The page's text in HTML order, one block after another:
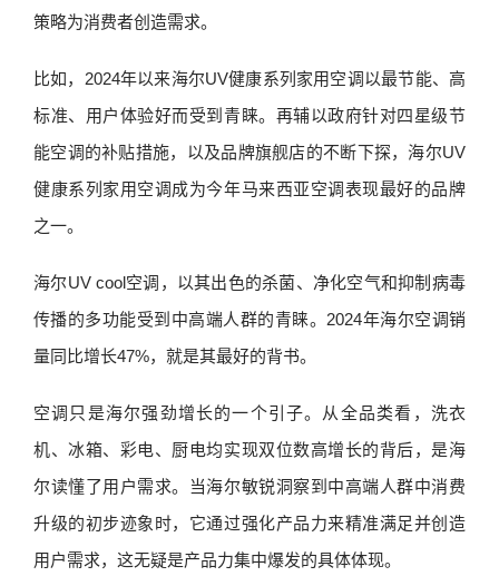
策略为消费者创造需求。
比如，2024年以来海尔UV健康系列家用空调以最节能、高
标准、用户体验好而受到青睐。再辅以政府针对四星级节
能空调的补贴措施，以及品牌旗舰店的不断下探，海尔UV
健康系列家用空调成为今年马来西亚空调表现最好的品牌
之一。
海尔UV cool空调，以其出色的杀菌、净化空气和抑制病毒
传播的多功能受到中高端人群的青睐。2024年海尔空调销
量同比增长47%，就是其最好的背书。
空调只是海尔强劲增长的一个引子。从全品类看，洗衣
机、冰箱、彩电、厨电均实现双位数高增长的背后，是海
尔读懂了用户需求。当海尔敏锐洞察到中高端人群中消费
升级的初步迹象时，它通过强化产品力来精准满足并创造
用户需求，这无疑是产品力集中爆发的具体体现。